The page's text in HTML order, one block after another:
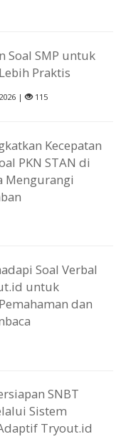
Soal SMP untuk
Praktis
| 115
Kecepatan
PKN STAN di
Mengurangi
Soal Verbal
untuk
dan
SNBT
Sistem
Tryout.id